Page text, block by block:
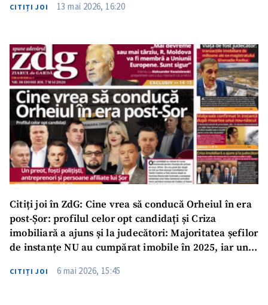
CITIȚI JOI 13 mai 2026, 16:20
Citiți joi în ZdG: Cine vrea să conducă Orheiul în era
post-Șor: profilul celor opt candidați și Criza
imobiliară a ajuns și la judecători: Majoritatea șefilor
de instanțe NU au cumpărat imobile în 2025, iar unul
CITIȚI JOI 6 mai 2026, 15:45
ȘTIREA MEA
Titlu știre
+ Adaugă titlu
Fotografie
+ Încarcă imagine
Link media
+ Link media
CONTACT SURSĂ